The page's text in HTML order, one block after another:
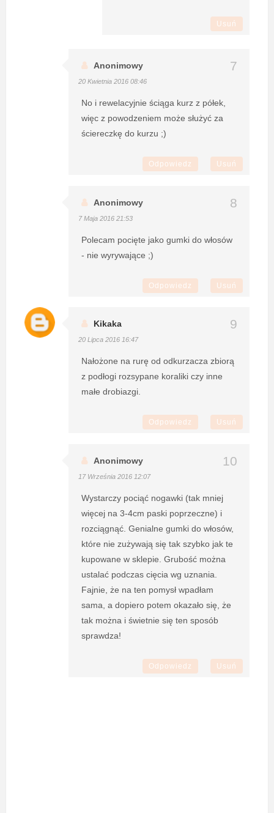
Usuń
Anonimowy
20 Kwietnia 2016 08:46
No i rewelacyjnie ściąga kurz z półek,
więc z powodzeniem może służyć za
ściereczkę do kurzu ;)
Odpowiedz Usuń
Anonimowy
7 Maja 2016 21:53
Polecam pocięte jako gumki do włosów
- nie wyrywające ;)
Odpowiedz Usuń
Kikaka
20 Lipca 2016 16:47
Nałożone na rurę od odkurzacza zbiorą
z podłogi rozsypane koraliki czy inne
małe drobiazgi.
Odpowiedz Usuń
Anonimowy
17 Września 2016 12:07
Wystarczy pociąć nogawki (tak mniej
więcej na 3-4cm paski poprzeczne) i
rozciągnąć. Genialne gumki do włosów,
które nie zużywają się tak szybko jak te
kupowane w sklepie. Grubość można
ustalać podczas cięcia wg uznania.
Fajnie, że na ten pomysł wpadłam
sama, a dopiero potem okazało się, że
tak można i świetnie się ten sposób
sprawdza!
Odpowiedz Usuń